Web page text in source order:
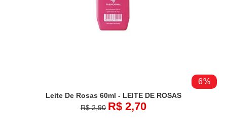
6%
Leite De Rosas 60ml - LEITE DE ROSAS
R$ 2,90 R$ 2,70